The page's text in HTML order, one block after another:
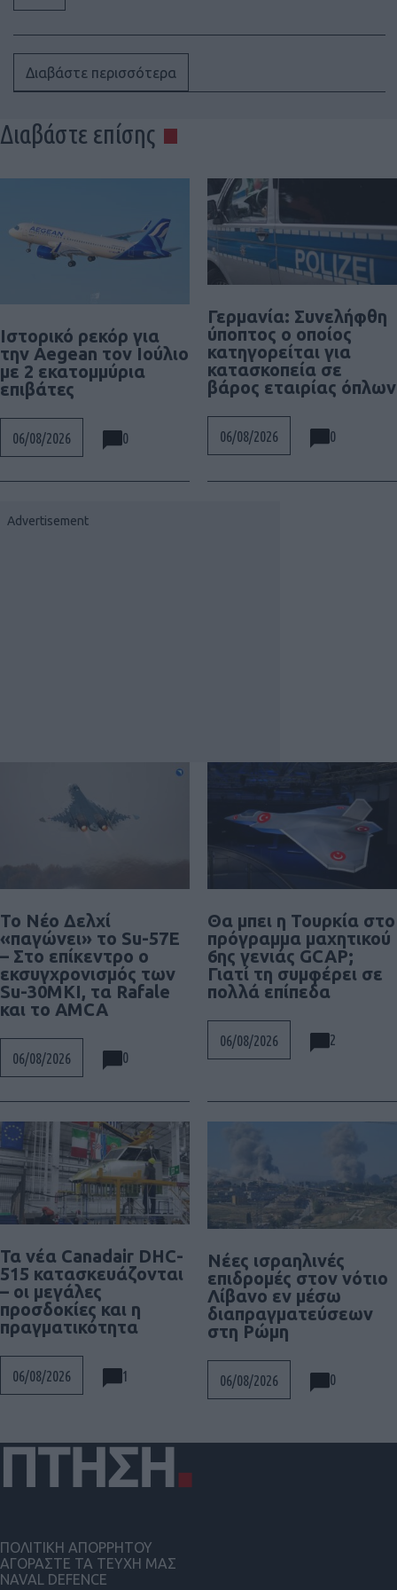
Διαβάστε περισσότερα
Διαβάστε επίσης
Ιστορικό ρεκόρ για
την Aegean τον Ιούλιο
με 2 εκατομμύρια
επιβάτες
06/08/2026 0
Γερμανία: Συνελήφθη
ύποπτος ο οποίος
κατηγορείται για
κατασκοπεία σε
βάρος εταιρίας όπλων
06/08/2026 0
Το Νέο Δελχί
«παγώνει» το Su-57E
– Στο επίκεντρο ο
εκσυγχρονισμός των
Su-30MKI, τα Rafale
και το AMCA
06/08/2026 0
Θα μπει η Τουρκία στο
πρόγραμμα μαχητικού
6ης γενιάς GCAP;
Γιατί τη συμφέρει σε
πολλά επίπεδα
06/08/2026 2
Τα νέα Canadair DHC-
515 κατασκευάζονται
– οι μεγάλες
προσδοκίες και η
πραγματικότητα
06/08/2026 1
Νέες ισραηλινές
επιδρομές στον νότιο
Λίβανο εν μέσω
διαπραγματεύσεων
στη Ρώμη
06/08/2026 0
ΠΟΛΙΤΙΚΗ ΑΠΟΡΡΗΤΟΥ
ΑΓΟΡΑΣΤΕ ΤΑ ΤΕΥΧΗ ΜΑΣ
NAVAL DEFENCE